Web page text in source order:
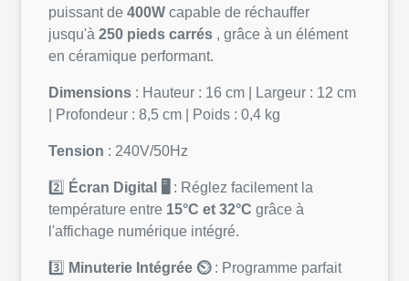
puissant de 400W capable de réchauffer
jusqu'à 250 pieds carrés , grâce à un élément
en céramique performant.
Dimensions : Hauteur : 16 cm | Largeur : 12 cm
| Profondeur : 8,5 cm | Poids : 0,4 kg
Tension : 240V/50Hz
2️⃣ Écran Digital 🖥️ : Réglez facilement la
température entre 15°C et 32°C grâce à
l'affichage numérique intégré.
3️⃣ Minuterie Intégrée ⏲️: Programme parfait